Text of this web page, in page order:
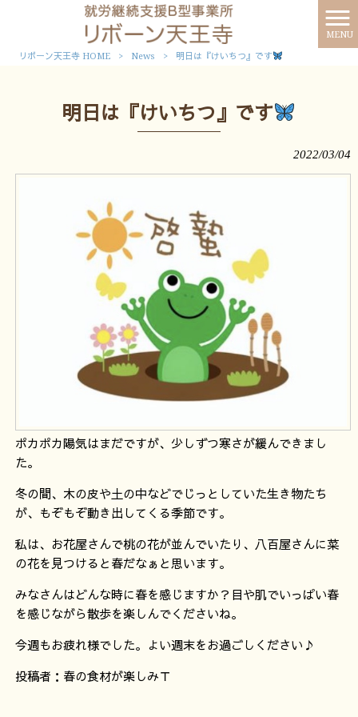
MENU
リボーン天王寺 HOME > News > 明日は『けいちつ』です
明日は『けいちつ』です
2022/03/04
ポカポカ陽気はまだですが、少しずつ寒さが緩んできまし
た。
冬の間、木の皮や土の中などでじっとしていた生き物たち
が、もぞもぞ動き出してくる季節です。
私は、お花屋さんで桃の花が並んでいたり、八百屋さんに菜
の花を見つけると春だなぁと思います。
みなさんはどんな時に春を感じますか？目や肌でいっぱい春
を感じながら散歩を楽しんでくださいね。
今週もお疲れ様でした。よい週末をお過ごしください♪
投稿者：春の食材が楽しみＴ